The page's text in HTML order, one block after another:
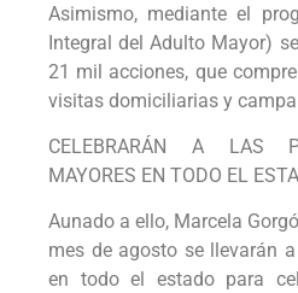
Asimismo, mediante el
Integral del Adulto Mayor)
21 mil acciones, que
visitas domiciliarias y
CELEBRARÁN A LAS
MAYORES EN TODO EL
Aunado a ello, Marcela
mes de agosto se llevarán
en todo el estado para